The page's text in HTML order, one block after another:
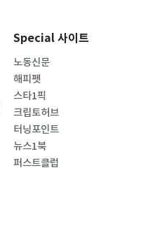
Special 사이트
노동신문
해피펫
스타1픽
크립토허브
터닝포인트
뉴스1북
퍼스트클럽